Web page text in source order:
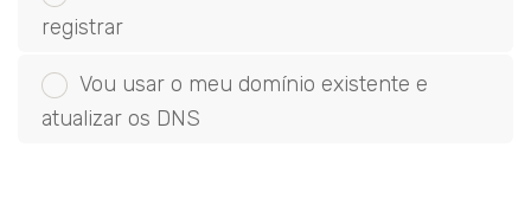
registrar
Vou usar o meu domínio existente e
atualizar os DNS